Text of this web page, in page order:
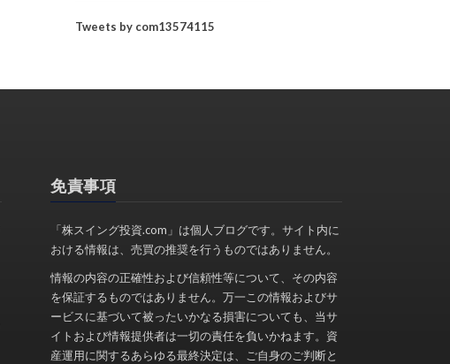
Tweets by com13574115
免責事項
「株スイング投資.com」は個人ブログです。サイト内に
おける情報は、売買の推奨を行うものではありません。
情報の内容の正確性および信頼性等について、その内容
を保証するものではありません。万一この情報およびサ
ービスに基づいて被ったいかなる損害についても、当サ
イトおよび情報提供者は一切の責任を負いかねます。資
産運用に関するあらゆる最終決定は、ご自身のご判断と